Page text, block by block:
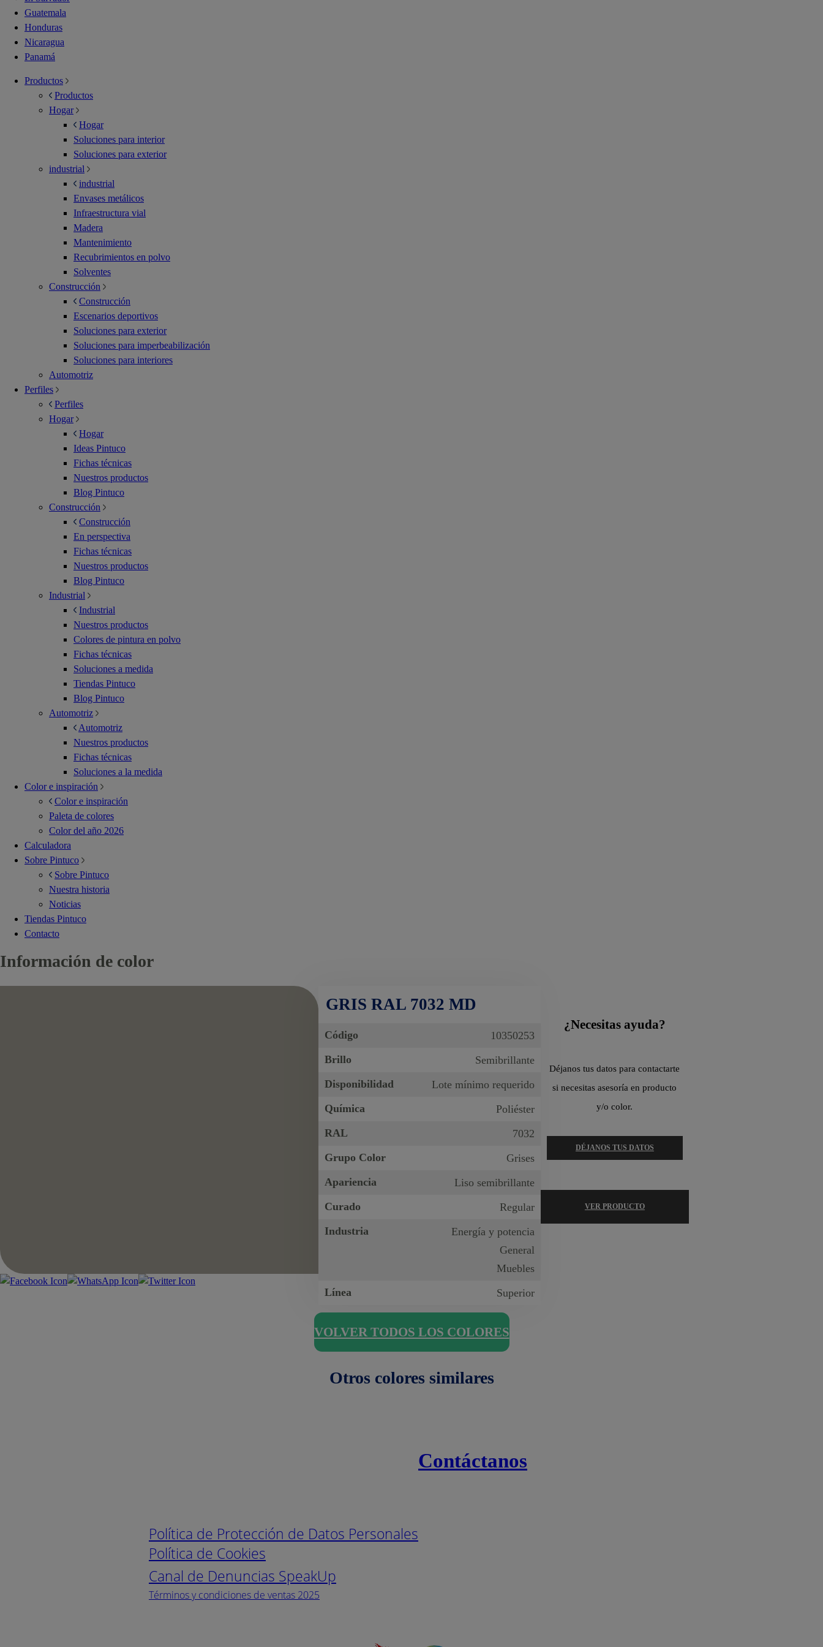
Guatemala
Honduras
Nicaragua
Panamá
Productos
Productos
Hogar
Hogar
Soluciones para interior
Soluciones para exterior
industrial
industrial
Envases metálicos
Infraestructura vial
Madera
Mantenimiento
Recubrimientos en polvo
Solventes
Construcción
Construcción
Escenarios deportivos
Soluciones para exterior
Soluciones para imperbeabilización
Soluciones para interiores
Automotriz
Perfiles
Perfiles
Hogar
Hogar
Ideas Pintuco
Fichas técnicas
Nuestros productos
Blog Pintuco
Construcción
Construcción
En perspectiva
Fichas técnicas
Nuestros productos
Blog Pintuco
Industrial
Industrial
Nuestros productos
Colores de pintura en polvo
Fichas técnicas
Soluciones a medida
Tiendas Pintuco
Blog Pintuco
Automotriz
Automotriz
Nuestros productos
Fichas técnicas
Soluciones a la medida
Color e inspiración
Color e inspiración
Paleta de colores
Color del año 2026
Calculadora
Sobre Pintuco
Sobre Pintuco
Nuestra historia
Noticias
Tiendas Pintuco
Contacto
Información de color
GRIS RAL 7032 MD
Código
10350253
Brillo
Semibrillante
Disponibilidad
Lote mínimo requerido
Química
Poliéster
RAL
7032
Grupo Color
Grises
Apariencia
Liso semibrillante
Curado
Regular
Industria
Energía y potencia
General
Muebles
Línea
Superior
¿Necesitas ayuda?
Déjanos tus datos para contactarte
si necesitas asesoría en producto
y/o color.
DÉJANOS TUS DATOS
VER PRODUCTO
VOLVER TODOS LOS COLORES
Otros colores similares
Política de Protección de Datos Personales
Política de Cookies
Canal de Denuncias SpeakUp
Términos y condiciones de ventas 2025
Contáctanos